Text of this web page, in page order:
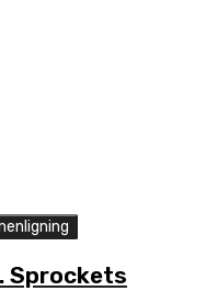
Sprockets